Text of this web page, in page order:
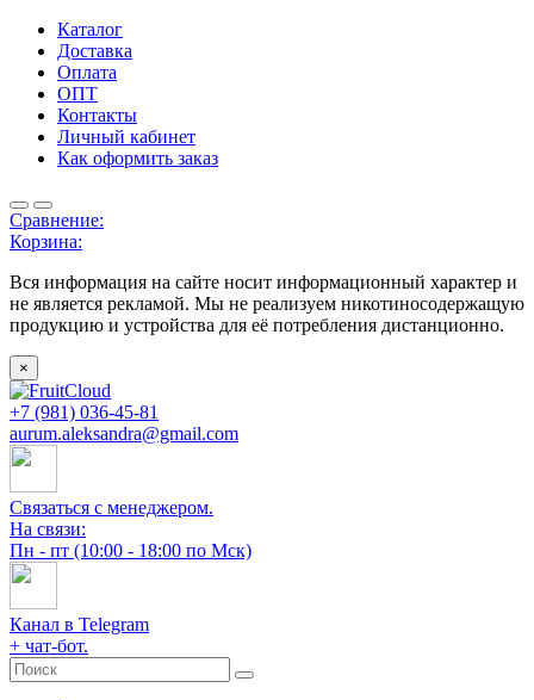
Каталог
Доставка
Оплата
ОПТ
Контакты
Личный кабинет
Как оформить заказ
Сравнение:
Корзина:
Вся информация на сайте носит информационный характер и
не является рекламой. Мы не реализуем никотиносодержащую
продукцию и устройства для её потребления дистанционно.
×
+7 (981) 036-45-81
aurum.aleksandra@gmail.com
Связаться с менеджером.
На связи:
Пн - пт (10:00 - 18:00 по Мск)
Канал в Telegram
+ чат-бот.